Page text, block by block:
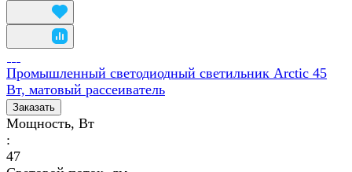
Промышленный светодиодный светильник Arctic 45
Вт, матовый рассеиватель
Заказать
Мощность, Вт
:
47